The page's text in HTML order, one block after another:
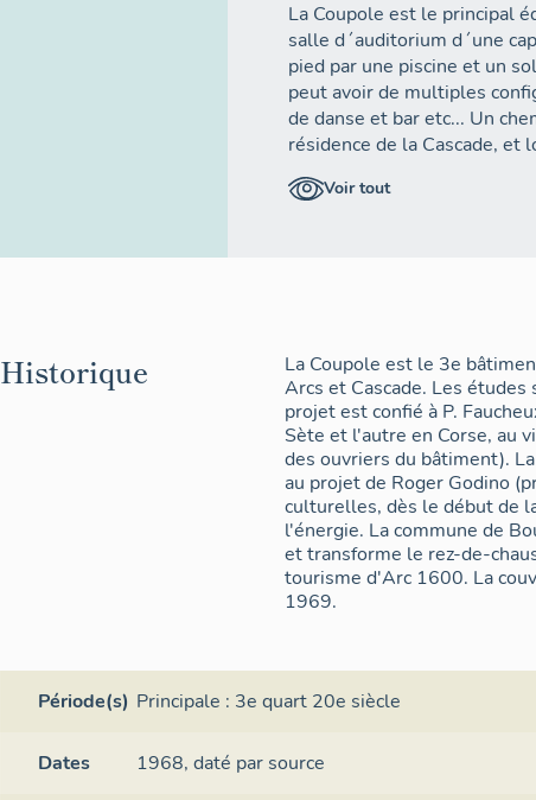
La Coupole est le principal
salle d´auditorium d´une
pied par une piscine et un
peut avoir de multiples
de danse et bar etc... Un
résidence de la Cascade, et
pierres soutient le terrain
La charpente de la coupole
La piscine ne fonctionne
1975, la mise en eau en
prohibitif de l´eau.
Avec la disparition de la
Saint-Maurice rachète le
´origine par les vestiaires
Tourisme de la station
La Coupole accueille en
parmi lesquels Charlotte
En 1990, avec l´installation
de plusieurs mètres
Voir tout
Historique
La Coupole est le 3e
Arcs et Cascade. Les
projet est confié à P.
Sète et l'autre en Corse, au
des ouvriers du bâtiment).
au projet de Roger Godino
culturelles, dès le début de
l'énergie. La commune de
et transforme le rez-de-
tourisme d'Arc 1600. La
1969.
Période(s) Principale : 3e quart 20e siècle
Dates 1968,daté par source